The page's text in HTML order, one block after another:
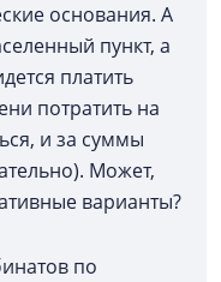
основания. А
пункт, а
платить
потратить на
и за суммы
Может,
варианты?
по